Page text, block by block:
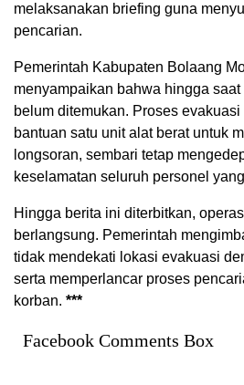
melaksanakan briefing guna
pencarian.
Pemerintah Kabupaten Bolaang
menyampaikan bahwa hingga
belum ditemukan. Proses
bantuan satu unit alat berat untuk
longsoran, sembari tetap
keselamatan seluruh personel
Hingga berita ini diterbitkan,
berlangsung. Pemerintah
tidak mendekati lokasi evakuasi
serta memperlancar proses
korban. ***
Facebook Comments Box